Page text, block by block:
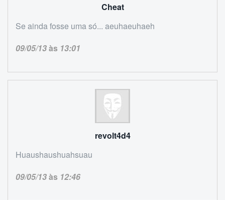
Cheat
Se ainda fosse uma só... aeuhaeuhaeh
09/05/13às 13:01
revolt4d4
Huaushaushuahsuau
09/05/13às 12:46